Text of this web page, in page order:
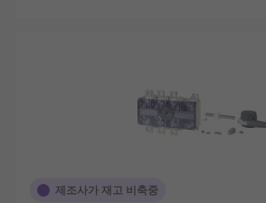
제조사가 재고 비축중